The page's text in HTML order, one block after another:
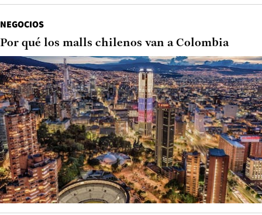
NEGOCIOS
Por qué los malls chilenos van a Colombia